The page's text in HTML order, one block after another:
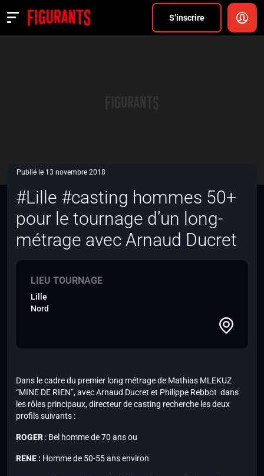
S’inscrire
Actualités
Publié le 13 novembre 2018
#Lille #casting hommes 50+
pour le tournage d’un long-
métrage avec Arnaud Ducret
LIEU TOURNAGE
Lille
Nord
Dans le cadre du premier long métrage de Mathias MLEKUZ
“MINE DE RIEN”, avec Arnaud Ducret et Philippe Rebbot dans
les rôles principaux, directeur de casting recherche les deux
profils suivants :
ROGER : Bel homme de 70 ans ou
RENE : Homme de 50-55 ans environ